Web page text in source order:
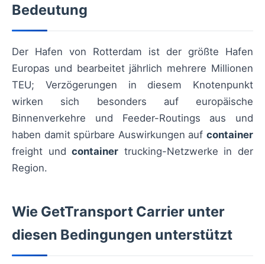
Bedeutung
Der Hafen von Rotterdam ist der größte Hafen
Europas und bearbeitet jährlich mehrere Millionen
TEU; Verzögerungen in diesem Knotenpunkt
wirken sich besonders auf europäische
Binnenverkehre und Feeder-Routings aus und
haben damit spürbare Auswirkungen auf container
freight undcontainer trucking-Netzwerke in der
Region.
Wie GetTransport Carrier unter
diesen Bedingungen unterstützt